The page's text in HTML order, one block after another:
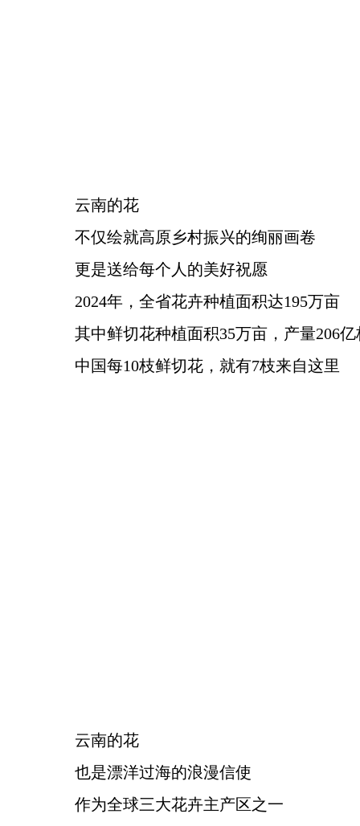
云南的花
不仅绘就高原乡村振兴的绚丽画卷
更是送给每个人的美好祝愿
2024年，全省花卉种植面积达195万亩
其中鲜切花种植面积35万亩，产量206亿
中国每10枝鲜切花，就有7枝来自这里
云南的花
也是漂洋过海的浪漫信使
作为全球三大花卉主产区之一